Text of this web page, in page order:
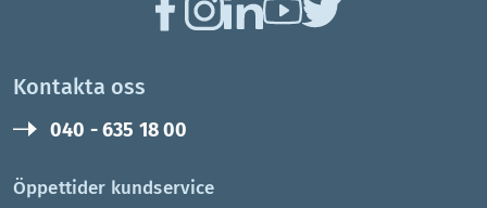
Kontakta oss
040 - 635 18 00
Öppettider kundservice